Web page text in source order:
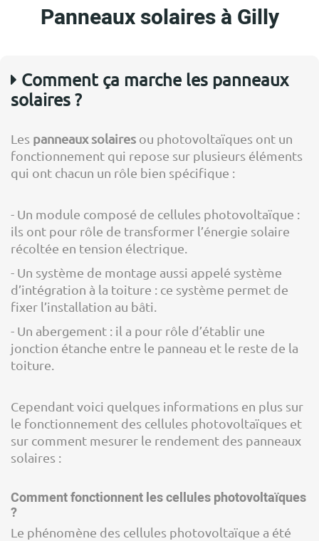
Panneaux solaires à Gilly
Comment ça marche les panneaux
solaires ?
Les panneaux solaires ou photovoltaïques ont un
fonctionnement qui repose sur plusieurs éléments
qui ont chacun un rôle bien spécifique :
- Un module composé de cellules photovoltaïque :
ils ont pour rôle de transformer l’énergie solaire
récoltée en tension électrique.
- Un système de montage aussi appelé système
d’intégration à la toiture : ce système permet de
fixer l’installation au bâti.
- Un abergement : il a pour rôle d’établir une
jonction étanche entre le panneau et le reste de la
toiture.
Cependant voici quelques informations en plus sur
le fonctionnement des cellules photovoltaïques et
sur comment mesurer le rendement des panneaux
solaires :
Comment fonctionnent les cellules photovoltaïques
?
Le phénomène des cellules photovoltaïque a été